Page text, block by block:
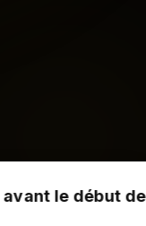
projet✦🛡️